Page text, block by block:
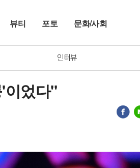
인터뷰
뷰티 포토 문화/사회
이었다"